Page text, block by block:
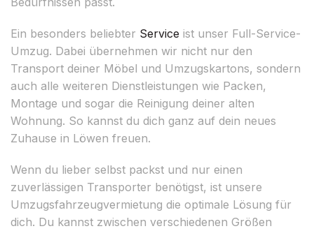
Ein besonders beliebter Service ist unser Full-Service-
Umzug. Dabei übernehmen wir nicht nur den
Transport deiner Möbel und Umzugskartons, sondern
auch alle weiteren Dienstleistungen wie Packen,
Montage und sogar die Reinigung deiner alten
Wohnung. So kannst du dich ganz auf dein neues
Zuhause in Löwen freuen.
Wenn du lieber selbst packst und nur einen
zuverlässigen Transporter benötigst, ist unsere
Umzugsfahrzeugvermietung die optimale Lösung für
dich. Du kannst zwischen verschiedenen Größen